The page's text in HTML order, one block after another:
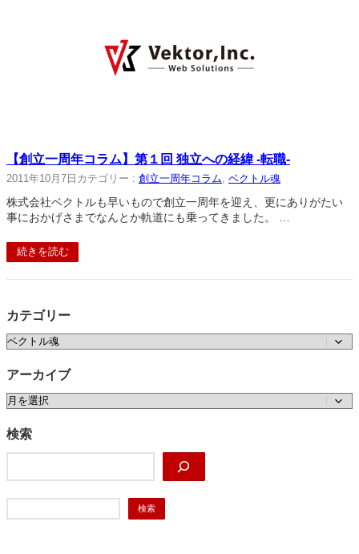
【創立一周年コラム】第１回 独立への経緯 -転職-
2011年10月7日 カテゴリー : 創立一周年コラム, ベクトル魂
株式会社ベクトルも早いもので創立一周年を迎え、更にありがたい
事におかげさまでなんとか軌道にも乗ってきました。 …
続きを読む
カテゴリー
カテゴリー
アーカイブ
ア
カ
検索
索
検索